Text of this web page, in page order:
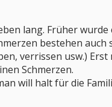
lang. Früher
bestehen
verrissen usw.)
Schmerzen.
will halt für die